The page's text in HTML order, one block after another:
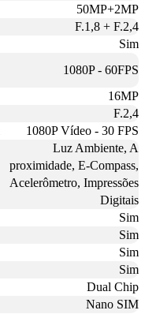
50MP+2MP
F.1,8 + F.2,4
Sim
1080P - 60FPS
16MP
F.2,4
1080P Vídeo - 30 FPS
Luz Ambiente, A
proximidade, E-Compass,
Acelerômetro, Impressões
Digitais
Sim
Sim
Sim
Sim
Dual Chip
Nano SIM